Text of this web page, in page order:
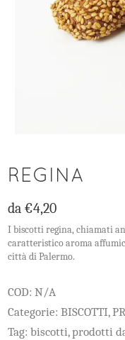
REGINA
da €4,20
I biscotti regina, chiamati
caratteristico aroma
città di Palermo.
COD:N/A
Categorie:BISCOTTI,
Tag:biscotti,prodotti